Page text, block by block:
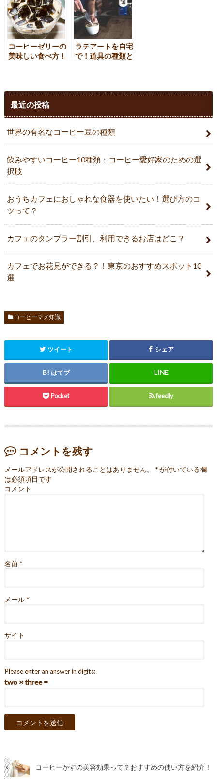
コーヒーゼリーの
美味しい食べ方！
ラテアートを自宅
で！道具の種類と
最近の投稿
世界の有名なコーヒー豆の種類
飲みやすいコーヒー10種類：コーヒー愛好家のための選
択肢
おうちカフェにおしゃれな食器を使いたい！選び方のコ
ツって？
カフェのタンブラー割引、利用できるお店はどこ？
カフェでお花見ができる？！東京のおすすめスポット10
選
コーヒーマメ知識
ツイート シェア
はてブ
Pocket feedly
コメントを残す
メールアドレスが公開されることはありません。 *が付いている欄
は必須項目です
コメント
名前 *
メール *
サイト
Please enter an answer in digits:
two × three =
コーヒーかすの美容効果って？おすすめの使い方を紹介！